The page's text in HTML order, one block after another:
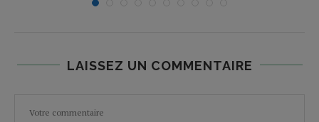
LAISSEZ UN COMMENTAIRE